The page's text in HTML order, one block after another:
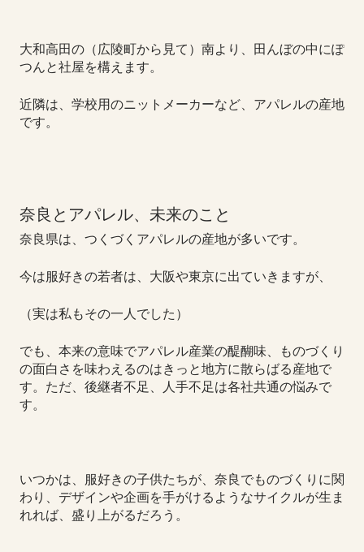
大和高田の（広陵町から見て）南より、田んぼの中にぽ
つんと社屋を構えます。
近隣は、学校用のニットメーカーなど、アパレルの産地
です。
奈良とアパレル、未来のこと
奈良県は、つくづくアパレルの産地が多いです。
今は服好きの若者は、大阪や東京に出ていきますが、
（実は私もその一人でした）
でも、本来の意味でアパレル産業の醍醐味、ものづくり
の面白さを味わえるのはきっと地方に散らばる産地で
す。ただ、後継者不足、人手不足は各社共通の悩みで
す。
いつかは、服好きの子供たちが、奈良でものづくりに関
わり、デザインや企画を手がけるようなサイクルが生ま
れれば、盛り上がるだろう。